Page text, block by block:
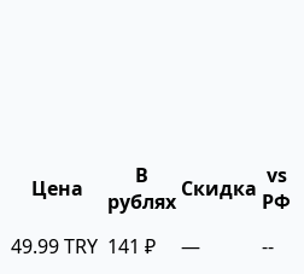
Цена
В
рублях Скидка vs
РФ
49.99 TRY 141 ₽ — --